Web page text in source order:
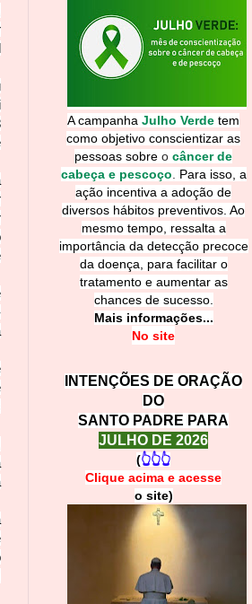
A campanha Julho Verde tem
como objetivo conscientizar as
pessoas sobre o câncer de
cabeça e pescoço
Para isso, a
ação incentiva a adoção de
diversos hábitos preventivos. Ao
mesmo tempo, ressalta a
importância da detecção precoce
da doença, para facilitar o
tratamento e aumentar as
chances de sucesso.
Mais informações...
No site
INTENÇÕES DE ORAÇÃO
DO
SANTO PADRE PARA
JULHO DE 2026
(👆👆👆
Clique acima e acesse
o site)